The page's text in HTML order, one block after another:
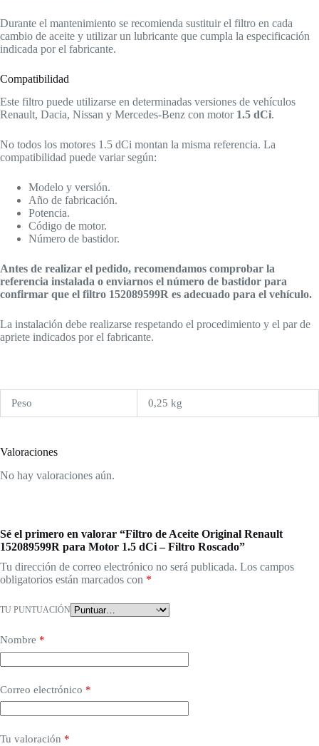
Durante el mantenimiento se recomienda sustituir el filtro en cada
cambio de aceite y utilizar un lubricante que cumpla la especificación
indicada por el fabricante.
Compatibilidad
Este filtro puede utilizarse en determinadas versiones de vehículos
Renault, Dacia, Nissan y Mercedes-Benz con motor 1.5 dCi.
No todos los motores 1.5 dCi montan la misma referencia. La
compatibilidad puede variar según:
Modelo y versión.
Año de fabricación.
Potencia.
Código de motor.
Número de bastidor.
Antes de realizar el pedido, recomendamos comprobar la
referencia instalada o enviarnos el número de bastidor para
confirmar que el filtro 152089599R es adecuado para el vehículo.
La instalación debe realizarse respetando el procedimiento y el par de
apriete indicados por el fabricante.
Peso 0,25 kg
Valoraciones
No hay valoraciones aún.
Sé el primero en valorar “Filtro de Aceite Original Renault
152089599R para Motor 1.5 dCi – Filtro Roscado”
Tu dirección de correo electrónico no será publicada. Los campos
obligatorios están marcados con *
TU PUNTUACIÓN
Nombre *
Correo electrónico *
Tu valoración *